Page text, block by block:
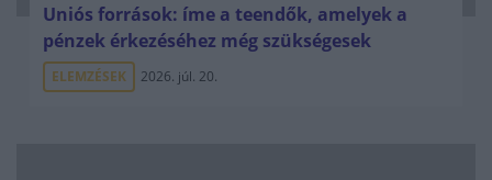
Uniós források: íme a teendők, amelyek a
pénzek érkezéséhez még szükségesek
ELEMZÉSEK 2026. júl. 20.